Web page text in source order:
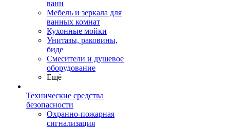
ванн
Мебель и зеркала для
ванных комнат
Кухонные мойки
Унитазы, раковины,
биде
Смесители и душевое
оборудование
Ещё
Технические средства
безопасности
Охранно-пожарная
сигнализация